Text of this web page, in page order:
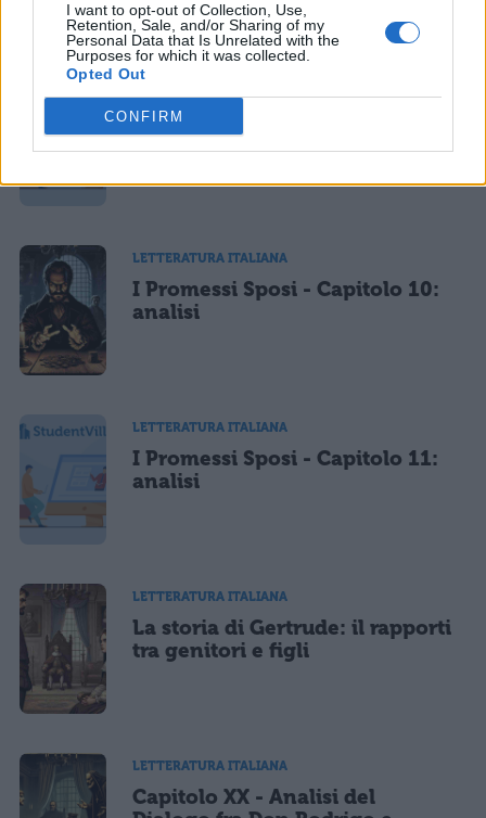
I want to opt-out of Collection, Use,
Retention, Sale, and/or Sharing of my
Personal Data that Is Unrelated with the
Purposes for which it was collected.
Opted Out
CONFIRM
I Promessi Sposi - Capitolo 9:
analisi
LETTERATURA ITALIANA
I Promessi Sposi - Capitolo 10:
analisi
LETTERATURA ITALIANA
I Promessi Sposi - Capitolo 11:
analisi
LETTERATURA ITALIANA
La storia di Gertrude: il rapporti
tra genitori e figli
LETTERATURA ITALIANA
Capitolo XX - Analisi del